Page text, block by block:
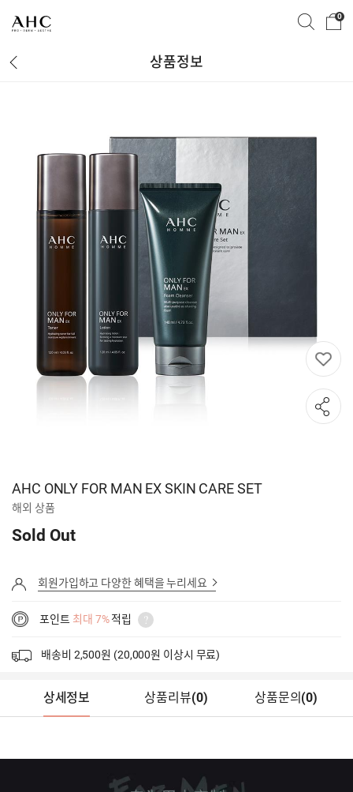
0
상품정보
AHC ONLY FOR MAN EX SKIN CARE SET
해외 상품
Sold Out
회원가입하고 다양한 혜택을 누리세요
포인트 최대 7%적립
배송비 2,500원 (20,000원 이상시 무료)
상세정보 상품리뷰(0) 상품문의 (0)